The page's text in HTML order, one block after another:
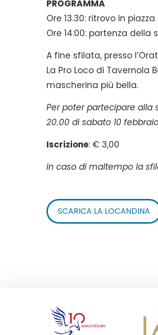
PROGRAMMA
Ore 13.30: ritrovo in
Ore 14:00: partenza della
A fine sfilata, presso
La Pro Loco di
mascherina più bella.
Per poter partecipare alla
20.00 di sabato 10
Iscrizione: € 3,00
In caso di maltempo la
SCARICA LA LOCANDINA